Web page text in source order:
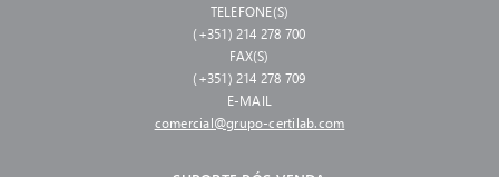
TELEFONE(S)
(+351) 214 278 700
FAX(S)
(+351) 214 278 709
E-MAIL
comercial@grupo-certilab.com